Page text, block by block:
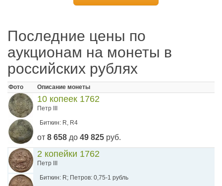
Последние цены по
аукционам на монеты в
российских рублях
Фото Описание монеты
10 копеек 1762
Петр III
Биткин: R, R4
от 8 658 до 49 825 руб.
2 копейки 1762
Петр III
Биткин: R; Петров: 0,75-1 рубль